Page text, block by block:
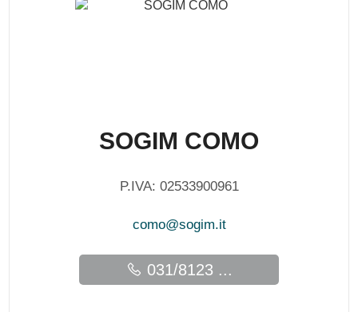
SOGIM COMO
P.IVA: 02533900961
como@sogim.it
031/8123 ...